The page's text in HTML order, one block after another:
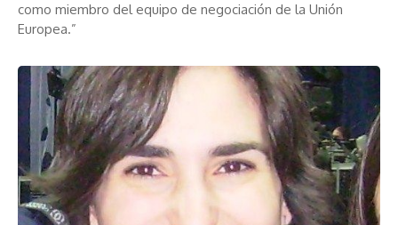
como miembro del equipo de negociación de la Unión
Europea.”